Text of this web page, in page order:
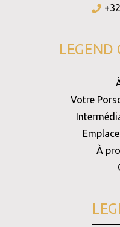
LEGEND
Votre
À